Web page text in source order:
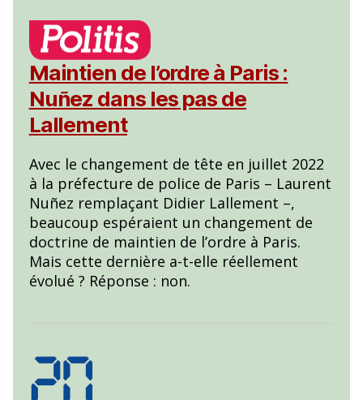
Maintien de l’ordre à Paris :
Nuñez dans les pas de
Lallement
Avec le changement de tête en juillet 2022
à la préfecture de police de Paris – Laurent
Nuñez remplaçant Didier Lallement –,
beaucoup espéraient un changement de
doctrine de maintien de l’ordre à Paris.
Mais cette dernière a-t-elle réellement
évolué ? Réponse : non.